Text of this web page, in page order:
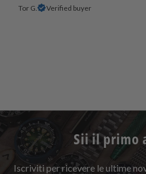
Tor G. Verified buyer
Sii il primo
Iscriviti per ricevere le ultime